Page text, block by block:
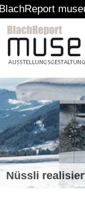
museum geht
Nüssli